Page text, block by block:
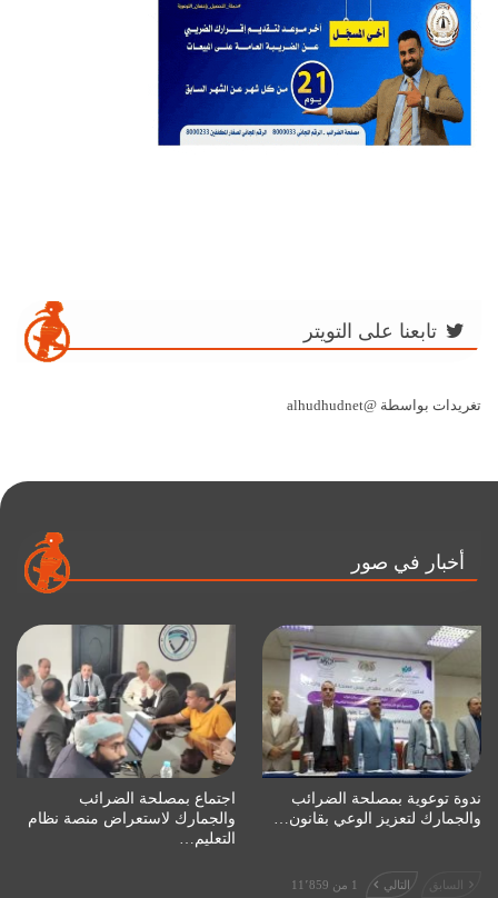
تابعنا على التويتر
تغريدات بواسطة @alhudhudnet
أخبار في صور
ندوة توعوية بمصلحة الضرائب
والجمارك لتعزيز الوعي بقانون…
اجتماع بمصلحة الضرائب
والجمارك لاستعراض منصة نظام
التعليم…
السابق التالي 1 من 11٬859